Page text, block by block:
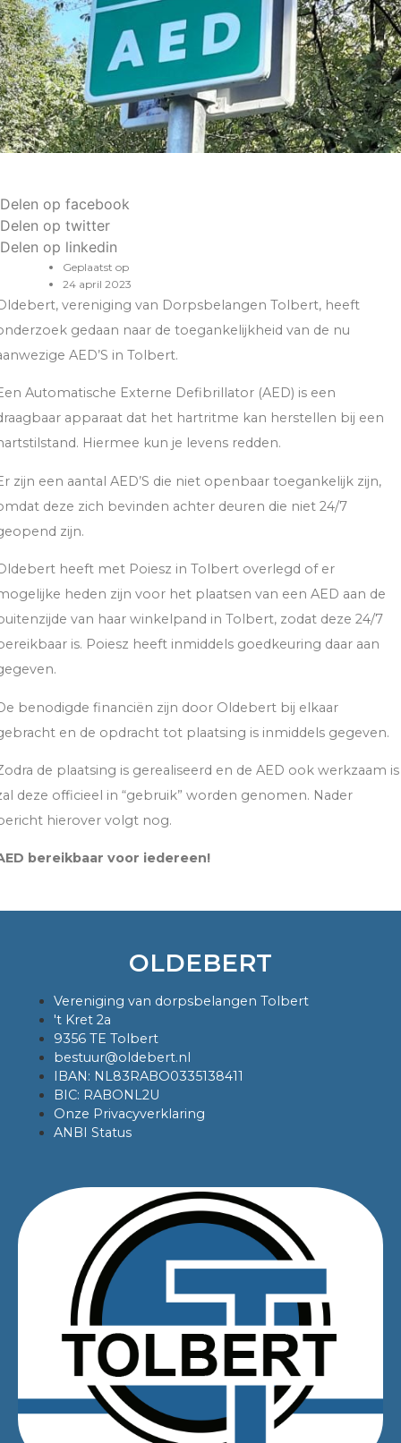
Delen op facebook
Delen op twitter
Delen op linkedin
Geplaatst op
24 april 2023
vereniging van Dorpsbelangen Tolbert, heeft
gedaan naar de toegankelijkheid van de nu
AED’S in Tolbert.
Automatische Externe Defibrillator (AED) is een
apparaat dat het hartritme kan herstellen bij een
Hiermee kun je levens redden.
zijn een aantal AED’S die niet openbaar toegankelijk zijn,
deze zich bevinden achter deuren die niet 24/7
zijn.
heeft met Poiesz in Tolbert overlegd of er
heden zijn voor het plaatsen van een AED aan de
van haar winkelpand in Tolbert, zodat deze 24/7
is. Poiesz heeft inmiddels goedkeuring daar aan
benodigde financiën zijn door Oldebert bij elkaar
en de opdracht tot plaatsing is inmiddels gegeven.
de plaatsing is gerealiseerd en de AED ook werkzaam is
deze officieel in “gebruik” worden genomen. Nader
hierover volgt nog.
bereikbaar voor iedereen!
OLDEBERT
Vereniging van dorpsbelangen Tolbert
't Kret 2a
9356 TE Tolbert
bestuur@oldebert.nl
IBAN: NL83RABO0335138411
BIC: RABONL2U
Onze Privacyverklaring
ANBI Status